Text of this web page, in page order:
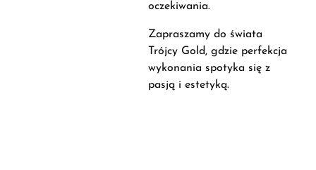
oczekiwania.
Zapraszamy do świata
Trójcy Gold, gdzie perfekcja
wykonania spotyka się z
pasją i estetyką.